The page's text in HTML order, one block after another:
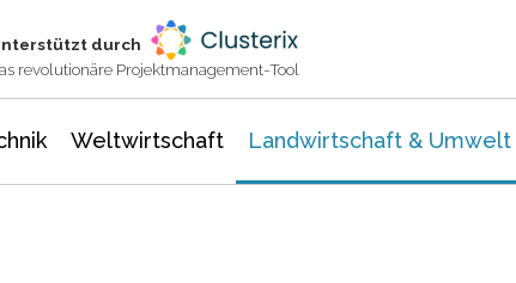
durch
revolutionäre Projektmanagement-Tool
Weltwirtschaft Landwirtschaft & Umwelt